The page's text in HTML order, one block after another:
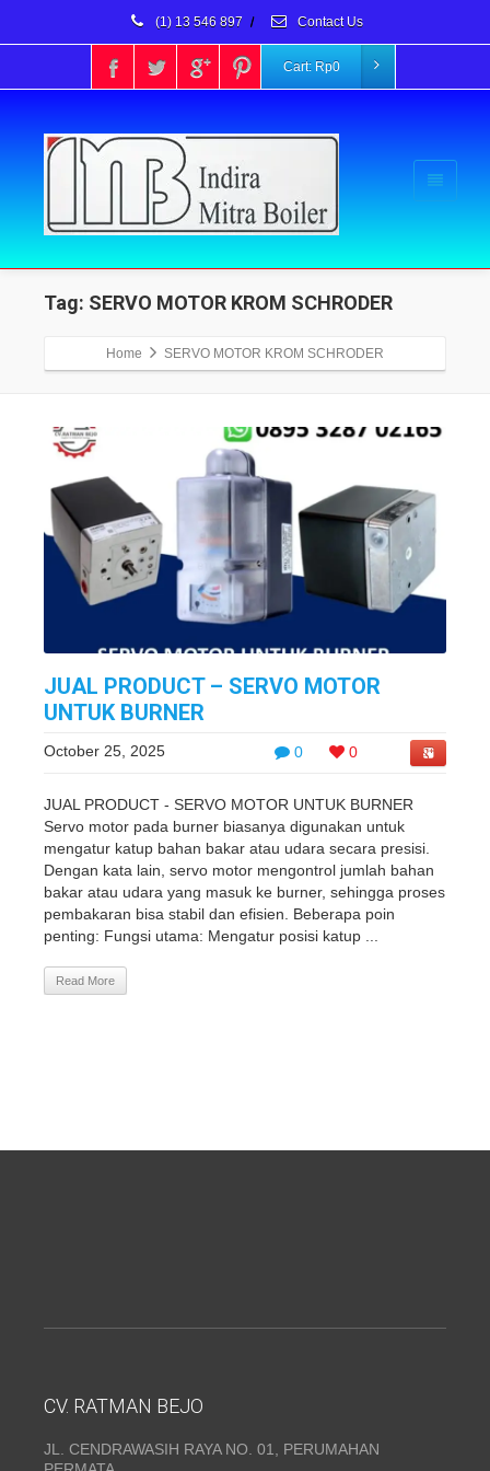
(1) 13 546 897 / Contact Us
Cart: Rp0
Tag: SERVO MOTOR KROM SCHRODER
Home SERVO MOTOR KROM SCHRODER
JUAL PRODUCT – SERVO MOTOR
UNTUK BURNER
0 0
October 25, 2025
JUAL PRODUCT - SERVO MOTOR UNTUK BURNER
Servo motor pada burner biasanya digunakan untuk
mengatur katup bahan bakar atau udara secara presisi.
Dengan kata lain, servo motor mengontrol jumlah bahan
bakar atau udara yang masuk ke burner, sehingga proses
pembakaran bisa stabil dan efisien. Beberapa poin
penting: Fungsi utama: Mengatur posisi katup ...
Read More
CV. RATMAN BEJO
JL. CENDRAWASIH RAYA NO. 01, PERUMAHAN